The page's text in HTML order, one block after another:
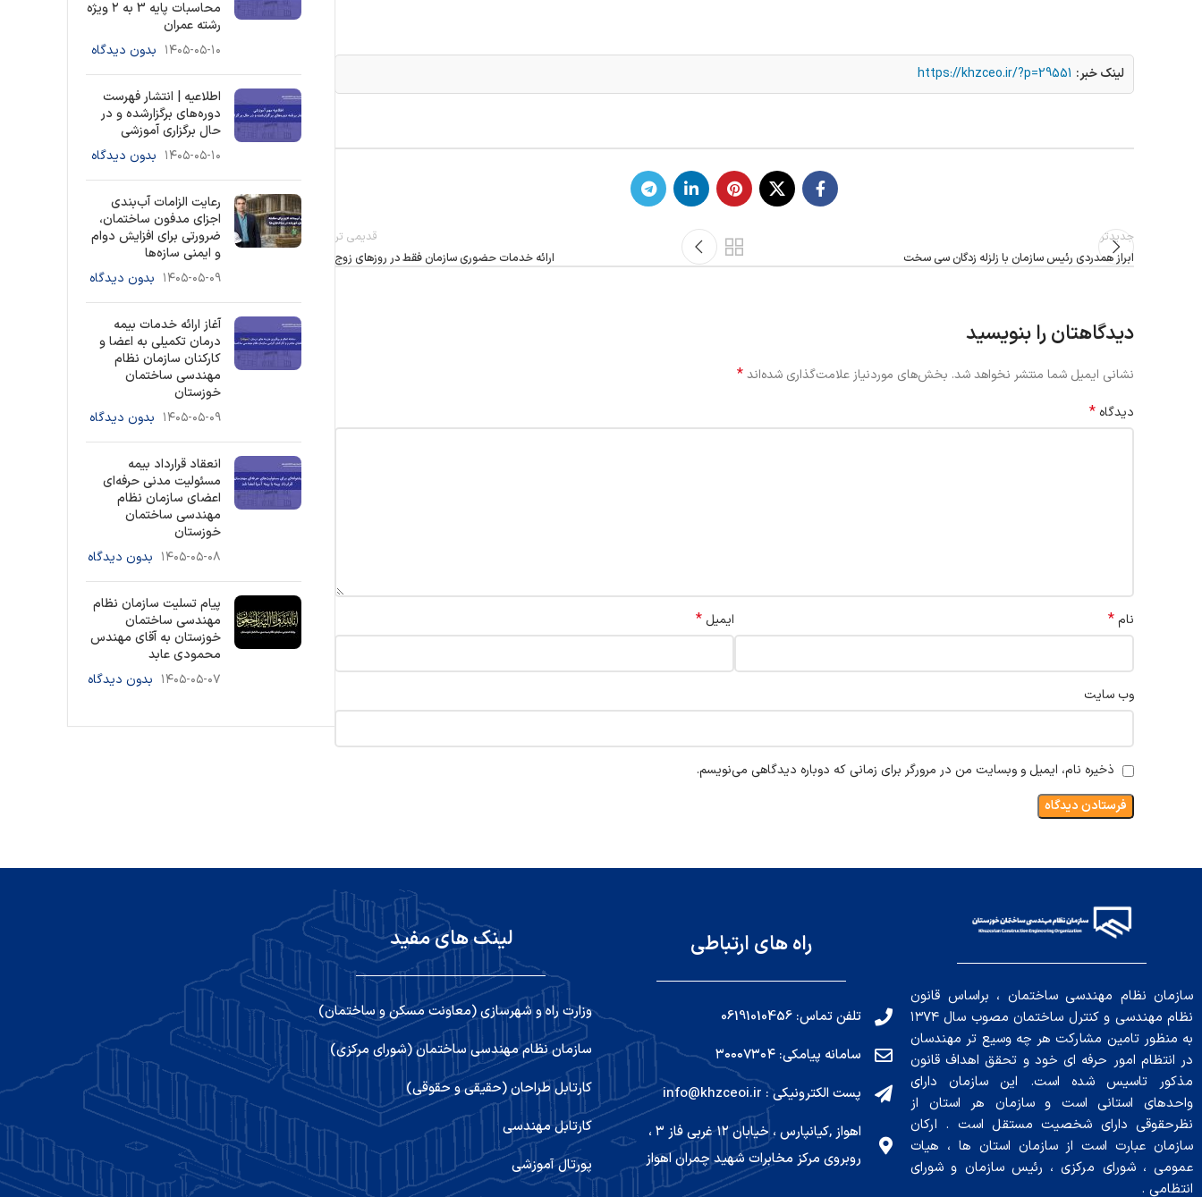
لینک خبر: https://khzceo.ir/?p=29551
جدیدتر
ابراز همدردی رئیس سازمان با زلزله زدگان سی سخت
قدیمی تر
ارائه خدمات حضوری سازمان فقط در روزهای زوج
دیدگاهتان را بنویسید
نشانی ایمیل شما منتشر نخواهد شد. بخش‌های موردنیاز علامت‌گذاری شده‌اند*
دیدگاه *
نام* ایمیل *
وب‌ سایت
ذخیره نام، ایمیل و وبسایت من در مرورگر برای زمانی که دوباره دیدگاهی می‌نویسم.
محاسبات پایه 3 به ۲ ویژه
رشته عمران
۱۴۰۵-۰۵-۱۰ بدون دیدگاه
اطلاعیه | انتشار فهرست
دوره‌های برگزارشده و در
حال برگزاری آموزشی
۱۴۰۵-۰۵-۱۰ بدون دیدگاه
رعایت الزامات آب‌بندی
اجزای مدفون ساختمان،
ضرورتی برای افزایش دوام
و ایمنی سازه‌ها
۱۴۰۵-۰۵-۰۹ بدون دیدگاه
آغاز ارائه خدمات بیمه
درمان تکمیلی به اعضا و
کارکنان سازمان نظام
مهندسی ساختمان
خوزستان
۱۴۰۵-۰۵-۰۹ بدون دیدگاه
انعقاد قرارداد بیمه
مسئولیت مدنی حرفه‌ای
اعضای سازمان نظام
مهندسی ساختمان
خوزستان
۱۴۰۵-۰۵-۰۸ بدون دیدگاه
پیام تسلیت سازمان نظام
مهندسی ساختمان
خوزستان به آقای مهندس
محمودی عابد
۱۴۰۵-۰۵-۰۷ بدون دیدگاه
سازمان نظام مهندسی ساختمان ، براساس قانون
نظام مهندسی و کنترل ساختمان مصوب سال ۱۳۷۴
به منظور تامین مشارکت هر چه وسیع تر مهندسان
در انتظام امور حرفه ای خود و تحقق اهداف قانون
مذکور تاسیس شده است. این سازمان دارای
واحدهای استانی است و سازمان هر استان از
نظرحقوقی دارای شخصیت مستقل است . ارکان
سازمان عبارت است از سازمان استان ها ، هیات
عمومی ، شورای مرکزی ، رئیس سازمان و شورای
انتظامی .
راه های ارتباطی
تلفن تماس: 06191010456
سامانه پیامکی: ۳۰۰۰۷۳۰۴
پست الکترونیکی : info@khzceoi.ir
اهواز ,کیانپارس ، خیابان ۱۲ غربی فاز ۳ ،
روبروی مرکز مخابرات شهید چمران اهواز
لینک های مفید
وزارت راه و شهرسازی (معاونت مسکن و ساختمان)
سازمان نظام مهندسی ساختمان (شورای مرکزی)
کارتابل طراحان (حقیقی و حقوقی)
کارتابل مهندسی
پورتال آموزشی